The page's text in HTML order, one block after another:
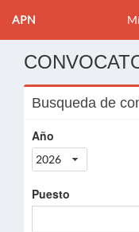
APN
Busqueda de
Año
2026
Puesto